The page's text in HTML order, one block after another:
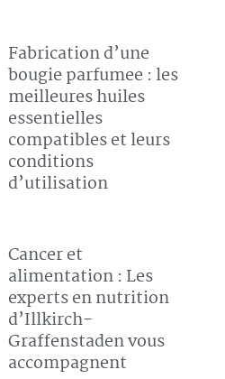
Fabrication d’une
bougie parfumee : les
meilleures huiles
essentielles
compatibles et leurs
conditions
d’utilisation
Cancer et
alimentation : Les
experts en nutrition
d’Illkirch-
Graffenstaden vous
accompagnent